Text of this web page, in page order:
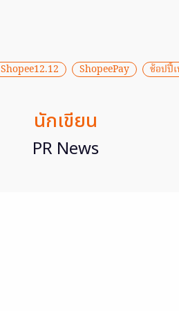
Shopee12.12 ShopeePay ช้อปปี้
นักเขียน
PR News